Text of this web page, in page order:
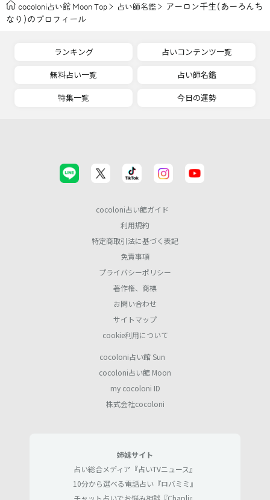
cocoloni占い館 Moon Top 占い師名鑑
アーロン千生(あーろんち
なり)のプロフィール
ランキング
占いコンテンツ一覧
無料占い一覧
占い師名鑑
特集一覧
今日の運勢
cocoloni占い館ガイド
利用規約
特定商取引法に基づく表記
免責事項
プライバシーポリシー
著作権、商標
お問い合わせ
サイトマップ
cookie利用について
cocoloni占い館 Sun
cocoloni占い館 Moon
my cocoloni ID
株式会社cocoloni
姉妹サイト
占い総合メディア『占いTVニュース』
10分から選べる電話占い『ロバミミ』
チャット占いでお悩み相談『Chapli』